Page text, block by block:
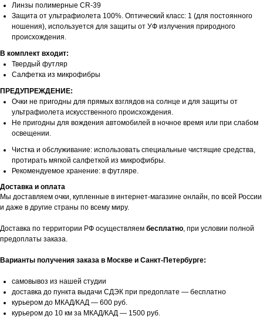
Линзы полимерные CR-39
Защита от ультрафиолета 100%. Оптический класс: 1 (для постоянного
ношения), используется для защиты от УФ излучения природного
происхождения.
В комплект входит:
Твердый футляр
Салфетка из микрофибры
ПРЕДУПРЕЖДЕНИЕ:
Очки не пригодны для прямых взглядов на солнце и для защиты от
ультрафиолета искусственного происхождения.
Не пригодны для вождения автомобилей в ночное время или при слабом
освещении.
Чистка и обслуживание: использовать специальные чистящие средства,
протирать мягкой салфеткой из микрофибры.
Рекомендуемое хранение: в футляре.
Доставка и оплата
Мы доставляем очки, купленные в интернет-магазине онлайн, по всей России
и даже в другие страны по всему миру.
Доставка по территории РФ осуществляем бесплатно, при условии полной
предоплаты заказа.
Варианты получения заказа в Москве и Санкт-Петербурге:
самовывоз из нашей студии
доставка до пункта выдачи СДЭК при предоплате — бесплатно
курьером до МКАД/КАД — 600 руб.
курьером до 10 км за МКАД/КАД — 1500 руб.